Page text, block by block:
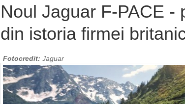
Noul Jaguar F-PACE -
din istoria firmei
Fotocredit: Jaguar